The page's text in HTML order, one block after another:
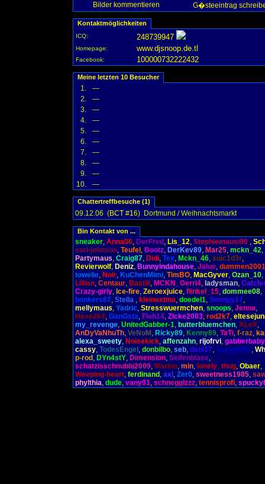
Bilder kommentieren
G�steeintrag
Kontaktmöglichkeiten
ICQ: 248739947
Homepage: www.djsnoop.de.tl
Facebook: 100000732222432
Meine letzten 10 Besucher
1.
—
2.
—
3.
—
4.
—
5.
—
6.
—
7.
—
8.
—
9.
—
10.
—
Chattertreffbesuche (1)
09.12.06 (BCT #16) Dortmund / Weihnachtsmarkt
Bin Kontakt von ...
sneaker, Anna06, DerFred , Lis_12, Stephiemausi90 ,
carl-johnson, Teufel , Bootz, DerKev89, Mar25, mckn_42,
Partymaus, Craig87, Didi, Tex, Mckn_46, suic1d3r,
Revierwolf, Deniz, Bunnyindahouse, Jalue, dummen2001
towelie, Noir, KuChenMimi, TimBO, MacGyver, Ozan_10,
Lillian, Centaur, Bastiii, MCKN_Gerri4, ladysman, Catch-
Crazy-girly, Ice-fire, Zeroexjuice, flinkel_15, dommee08,
bonkers87, Stella , kleinextina, doedel1, Snoopy17,
mellymaus, Yadric, Stresswuermchen, snoops, Jenna,
Hexe2k4, GanGsta, Floh14, Zicke2003, rod2k7,
my_revenge, UnitedGabber-1, butterbluemchen, ALeX,
AnDyVaNhuTh, VeNoM , Ricky89, Kenny89, TaTi, f-raz,
alexa_sweety, Noisekick, affenzahn, rijofrvi, gabberbaby
cassy, TodesEngel , donbilbo, seb, dani17, sexygirl01,
p-rod , DYn4stY, Dimension, Seifenblase,
schatzisschnubbi2009, Marino, min, lonely_thug, Obaer,
Weeping-heart, ferdinand , axl , Zer0, sweetness1985,
phylthia, dude, vany91, schnegglzzz, tennisprofi,